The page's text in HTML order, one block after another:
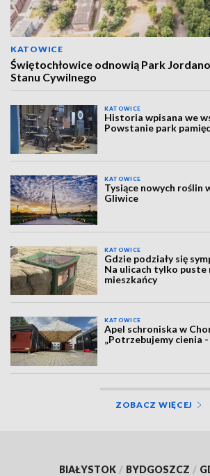
KATOWICE
Świętochłowice odnowią Park
Stanu Cywilnego
KATOWICE
Historia wpisana we
Powstanie park
KATOWICE
Tysiące nowych roślin
Gliwice
KATOWICE
Gdzie podziały się
Na ulicach tylko puste
mieszkańcy
KATOWICE
Apel schroniska w
„Potrzebujemy cienia
ZOBACZ WIĘCEJ
BIAŁYSTOK / BYDGOSZCZ /